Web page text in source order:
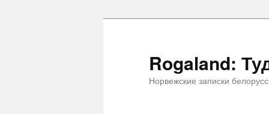
Rogaland:
Норвежские записки